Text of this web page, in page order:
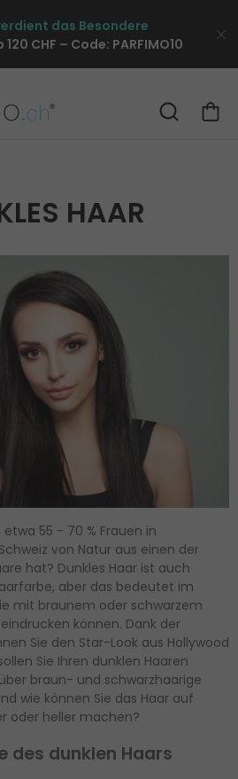
das Besondere
120 CHF – Code: PARFIMO10
HAAR
55 - 70 % Frauen in
von Natur aus einen der
hat? Dunkles Haar ist auch
aber das bedeutet im
mit braunem oder schwarzem
können. Dank der
Sie den Star-Look aus Hollywood
Sie Ihren dunklen Haaren
braun- und schwarzhaarige
wie können Sie das Haar auf
oder heller machen?
des dunklen Haars